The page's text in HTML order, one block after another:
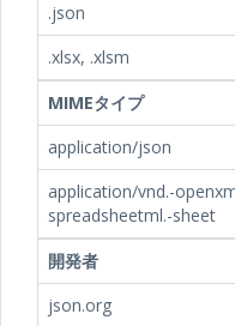
.json
.xlsx, .xlsm
MIMEタイプ
application/json
application/vnd.-
spreadsheetml.-sheet
開発者
json.org